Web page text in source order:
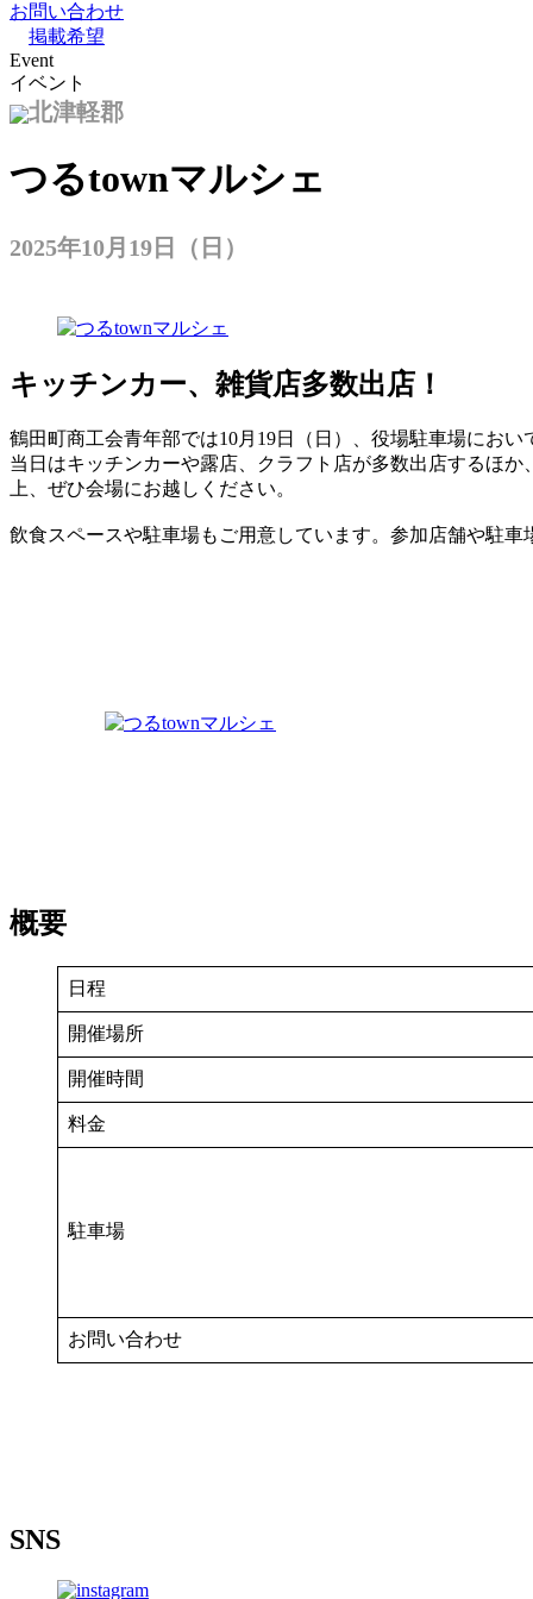
お問い合わせ
掲載希望
Event
イベント
北津軽郡
つるtownマルシェ
2025年10月19日（日）
キッチンカー、雑貨店多数出店！
鶴田町商工会青年部では10月19日（日）、役場駐車場にお
当日はキッチンカーや露店、クラフト店が多数出店するほ
上、ぜひ会場にお越しください。
飲食スペースや駐車場もご用意しています。参加店舗や駐
概要
日程
開催場所
開催時間
料金
駐車場
お問い合わせ
SNS